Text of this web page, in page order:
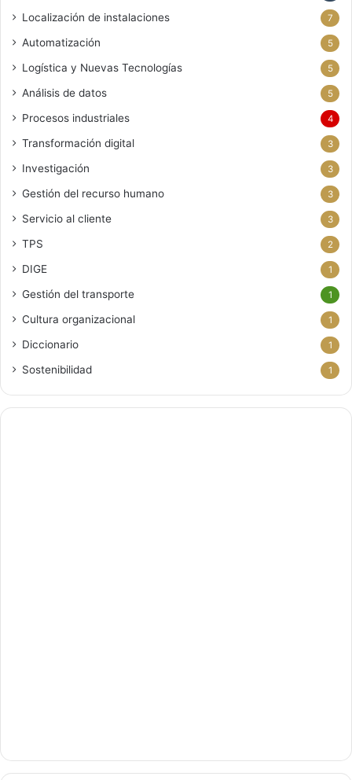
Localización de instalaciones 7
Automatización 5
Logística y Nuevas Tecnologías 5
Análisis de datos 5
Procesos industriales 4
Transformación digital 3
Investigación 3
Gestión del recurso humano 3
Servicio al cliente 3
TPS 2
DIGE 1
Gestión del transporte 1
Cultura organizacional 1
Diccionario 1
Sostenibilidad 1